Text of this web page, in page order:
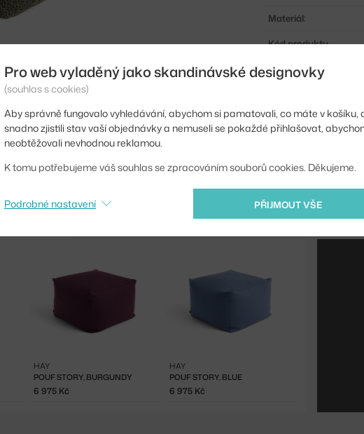
Materiál:
Kód produktu
EAN
POUF STORY, BURGUNDY
HAY
6 975 Kč
POUF STORY, BLUE
HAY
6 975 Kč
Pro web vyladěný jako skandinávské designovky
(souhlas s cookies)
Aby správně fungovalo vyhledávání, abychom si pamatovali, co máte v košíku,
snadno zjistili stav vaší objednávky a nemuseli se pokaždé přihlašovat,
neobtěžovali nevhodnou reklamou.
K tomu potřebujeme váš souhlas se zpracováním souborů cookies. Děkujeme.
PŘIJMOUT VŠE
Podrobné nastavení